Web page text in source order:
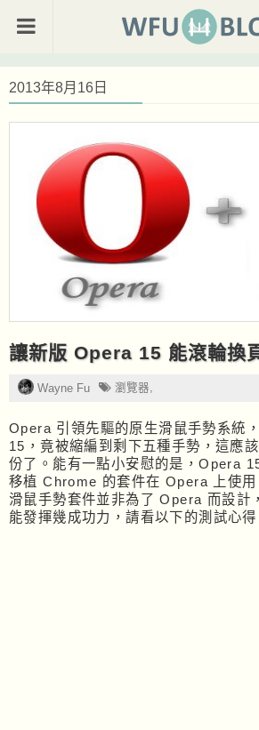
2013年8月16日
讓新版 Opera 15 能滾輪換
Wayne Fu 瀏覽器,
Opera 引領先驅的原生滑鼠手勢系統
15，竟被縮編到剩下五種手勢，這應
份了。能有一點小安慰的是，Opera
移植 Chrome 的套件在 Opera 上使
滑鼠手勢套件並非為了 Opera 而設計
能發揮幾成功力，請看以下的測試心得